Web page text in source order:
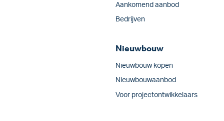
Aankomend aanbod
Bedrijven
Nieuwbouw
Nieuwbouw kopen
Nieuwbouwaanbod
Voor projectontwikkelaars